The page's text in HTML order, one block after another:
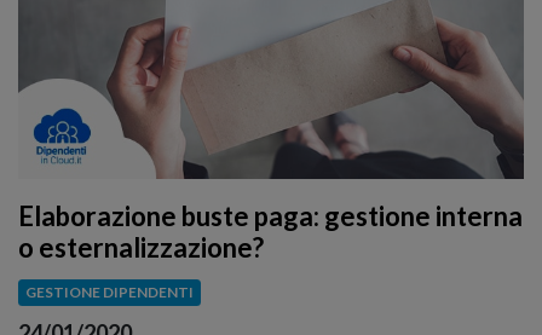
Elaborazione buste paga: gestione interna
o esternalizzazione?
GESTIONE DIPENDENTI